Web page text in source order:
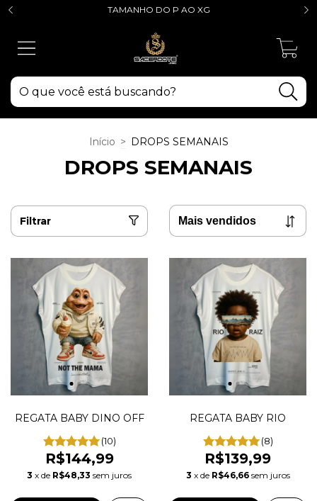
TAMANHO DO P AO XG
Início > DROPS SEMANAIS
DROPS SEMANAIS
Filtrar
REGATA BABY DINO OFF
(10)
R$144,99
3 x de R$48,33 sem juros
REGATA BABY RIO
(8)
R$139,99
3 x de R$46,66 sem juros